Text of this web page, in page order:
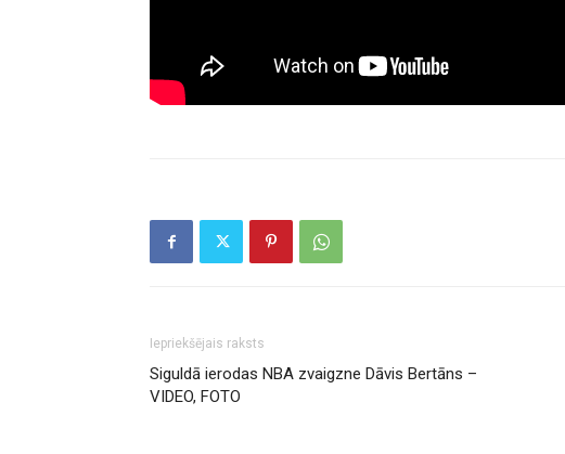
Iepriekšējais raksts
Siguldā ierodas NBA zvaigzne Dāvis Bertāns –
VIDEO, FOTO